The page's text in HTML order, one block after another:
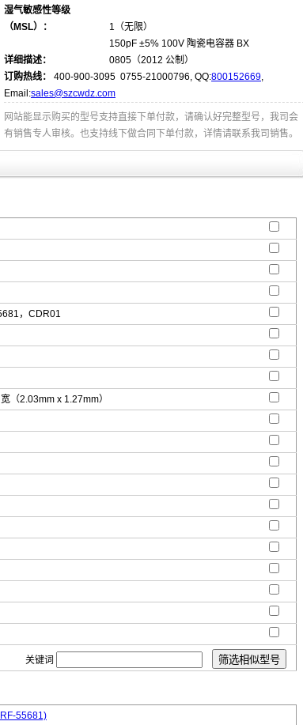
湿气敏感性等级
（MSL）：
1（无限）
详细描述：
150pF ±5% 100V 陶瓷电容器 BX
0805（2012 公制）
订购热线：
400-900-3095 0755-21000796, QQ:800152669,
Email:sales@szcwdz.com
网站能显示购买的型号支持直接下单付款，请确认好完整型号，我司会
有销售专人审核。也支持线下做合同下单付款，详情请联系我司销售。
，CDR01
（2.03mm x 1.27mm）
关键词
55681)